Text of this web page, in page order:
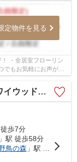
定物件を見る
・全居室フローリン
建 全5区画 3号棟
歩7分
」駅 徒歩58分
鳥の森 」駅 徒歩65分